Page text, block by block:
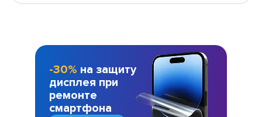
-30% на защиту
дисплея при
ремонте
смартфона